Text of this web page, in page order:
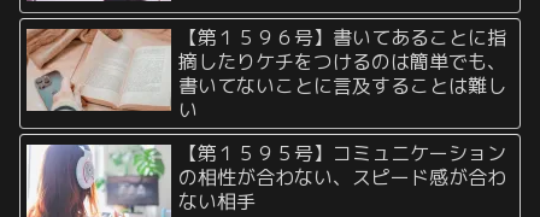
【第１５９６号】書いてあることに指
摘したりケチをつけるのは簡単でも、
書いてないことに言及することは難し
い
【第１５９５号】コミュニケーション
の相性が合わない、スピード感が合わ
ない相手